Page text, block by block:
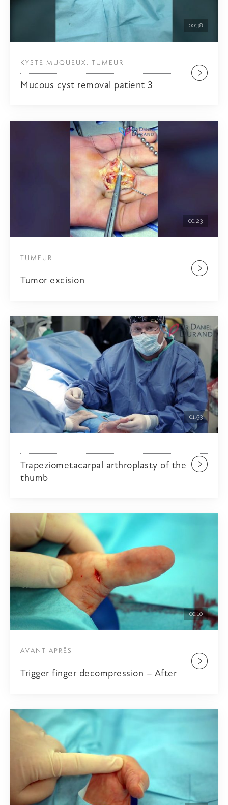
00:38
Mucous cyst removal patient 3
KYSTE MUQUEUX, TUMEUR
00:23
Tumor excision
TUMEUR
01:53
Trapeziometacarpal arthroplasty of the
thumb
00:10
Trigger finger decompression – After
AVANT APRÈS